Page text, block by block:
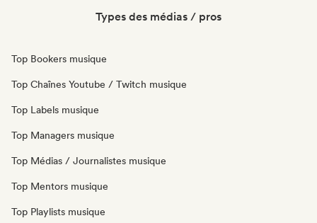
Types des médias / pros
Top Bookers musique
Top Chaînes Youtube / Twitch musique
Top Labels musique
Top Managers musique
Top Médias / Journalistes musique
Top Mentors musique
Top Playlists musique